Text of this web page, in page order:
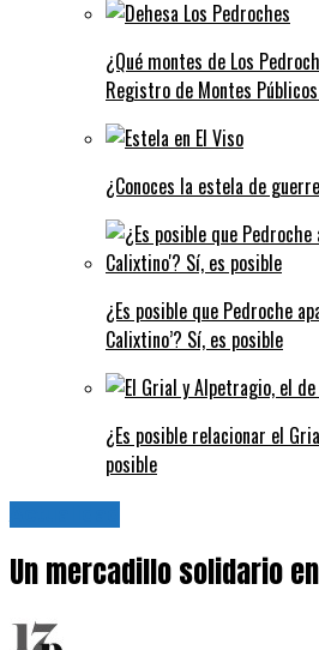
¿Qué montes de Los
Registro de Montes
¿Conoces la estela de
¿Es posible que Pedroche
Calixtino’? Sí, es posible
¿Es posible relacionar el
posible
Un mercadillo solidario